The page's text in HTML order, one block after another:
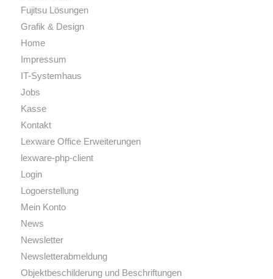
Fujitsu Lösungen
Grafik & Design
Home
Impressum
IT-Systemhaus
Jobs
Kasse
Kontakt
Lexware Office Erweiterungen
lexware-php-client
Login
Logoerstellung
Mein Konto
News
Newsletter
Newsletterabmeldung
Objektbeschilderung und Beschriftungen